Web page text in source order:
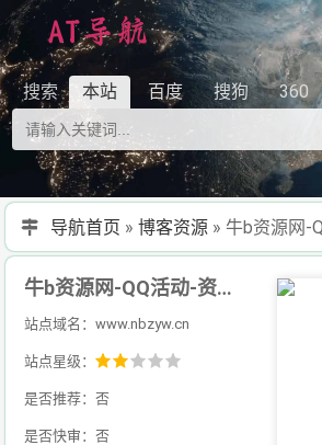
搜索 本站 百度 搜狗 360
导航首页 » 博客资源»
牛b资源网-QQ活动-资源分享-源码基地-项目分享-安卓绿色软件基地
站点域名：www.nbzyw.cn
站点星级：
是否推荐：否
是否快审：否